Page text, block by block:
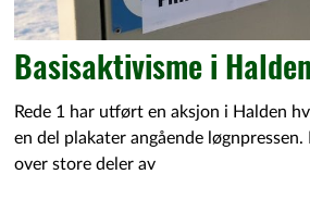
Basisaktivisme i Halden
Rede 1 har utført en aksjon i Halden
en del plakater angående
over store deler av